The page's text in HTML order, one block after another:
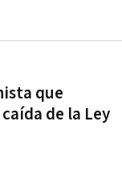
que
de la Ley